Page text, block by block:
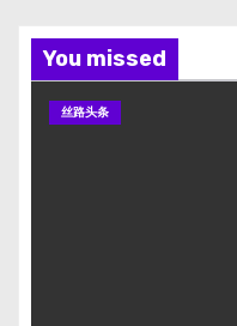
You missed
丝路头条